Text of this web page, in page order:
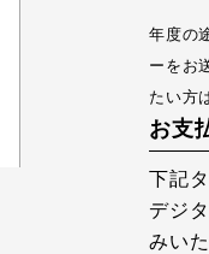
年度の
ーをお
たい方
お支
下記
デジ
みい